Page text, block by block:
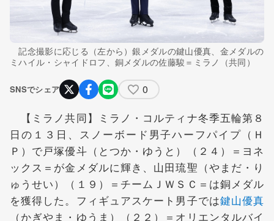
記念撮影に応じる（左から）銀メダルの鍵山優真、金メダルの
ミハイル・シャイドロフ、銅メダルの佐藤駿＝ミラノ（共同）
SNSでシェア 0
【ミラノ共同】ミラノ・コルティナ冬季五輪第８
日の１３日、スノーボード男子ハーフパイプ（Ｈ
Ｐ）で戸塚優斗（とつか・ゆうと）（２４）＝ヨネ
ックス＝が金メダルに輝き、山田琉聖（やまだ・り
ゅうせい）（１９）＝チームＪＷＳＣ＝は銅メダル
を獲得した。フィギュアスケート男子では鍵山優真
（かぎやま・ゆうま）（２２）＝オリエンタルバイ